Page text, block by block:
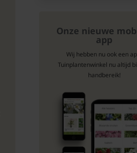
Onze nieuwe
app
Wij hebben nu ook een
Tuinplantenwinkel nu altijd
handbereik!